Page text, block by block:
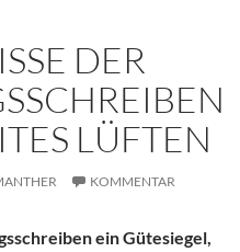
DER
LÜFTEN
KOMMENTAR
ein Gütesiegel,